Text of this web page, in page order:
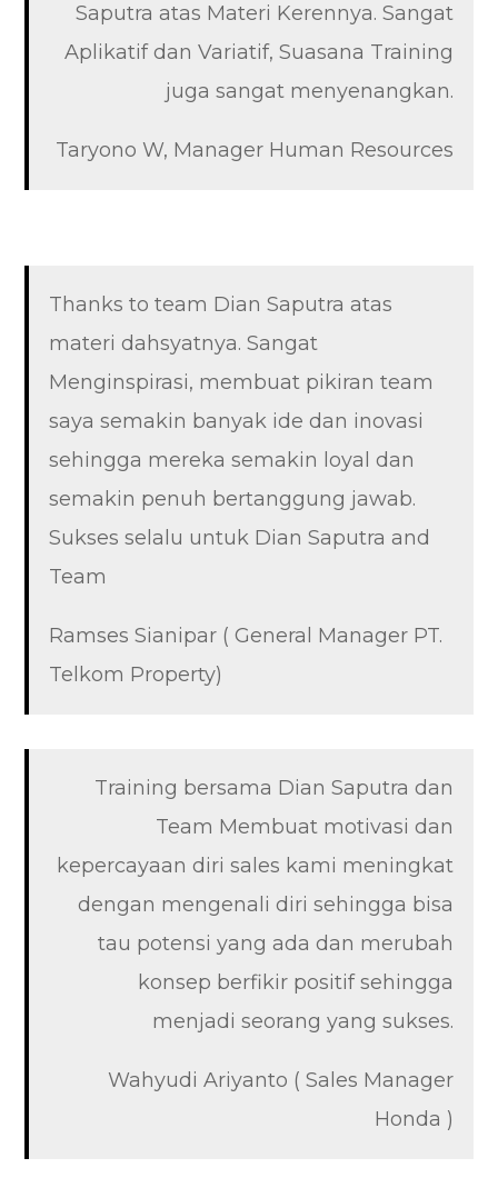
Saputra atas Materi Kerennya. Sangat
Aplikatif dan Variatif, Suasana Training
juga sangat menyenangkan.
Taryono W, Manager Human Resources
Thanks to team Dian Saputra atas
materi dahsyatnya. Sangat
Menginspirasi, membuat pikiran team
saya semakin banyak ide dan inovasi
sehingga mereka semakin loyal dan
semakin penuh bertanggung jawab.
Sukses selalu untuk Dian Saputra and
Team
Ramses Sianipar ( General Manager PT.
Telkom Property)
Training bersama Dian Saputra dan
Team Membuat motivasi dan
kepercayaan diri sales kami meningkat
dengan mengenali diri sehingga bisa
tau potensi yang ada dan merubah
konsep berfikir positif sehingga
menjadi seorang yang sukses.
Wahyudi Ariyanto ( Sales Manager
Honda )